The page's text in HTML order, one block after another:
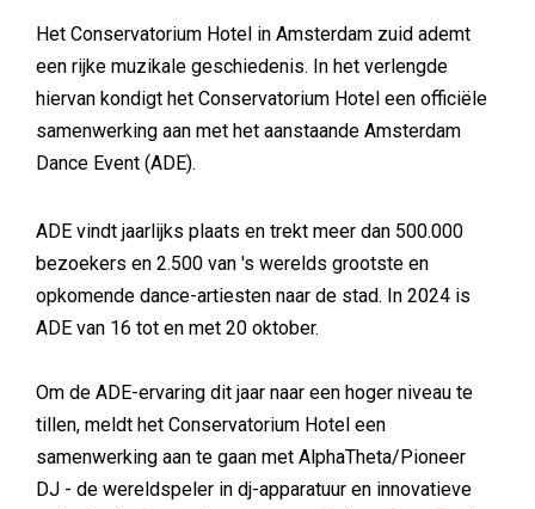
Het Conservatorium Hotel in Amsterdam zuid ademt
een rijke muzikale geschiedenis. In het verlengde
hiervan kondigt het Conservatorium Hotel een officiële
samenwerking aan met het aanstaande Amsterdam
Dance Event (ADE).
ADE vindt jaarlijks plaats en trekt meer dan 500.000
bezoekers en 2.500 van 's werelds grootste en
opkomende dance-artiesten naar de stad. In 2024 is
ADE van 16 tot en met 20 oktober.
Om de ADE-ervaring dit jaar naar een hoger niveau te
tillen, meldt het Conservatorium Hotel een
samenwerking aan te gaan met AlphaTheta/Pioneer
DJ - de wereldspeler in dj-apparatuur en innovatieve